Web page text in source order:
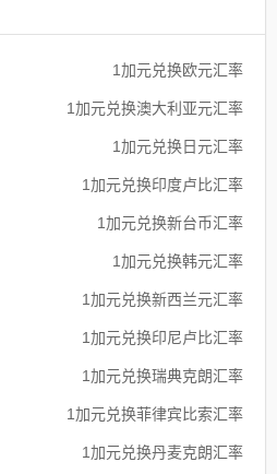
1加元兑换欧元汇率
1加元兑换澳大利亚元汇率
1加元兑换日元汇率
1加元兑换印度卢比汇率
1加元兑换新台币汇率
1加元兑换韩元汇率
1加元兑换新西兰元汇率
1加元兑换印尼卢比汇率
1加元兑换瑞典克朗汇率
1加元兑换菲律宾比索汇率
1加元兑换丹麦克朗汇率